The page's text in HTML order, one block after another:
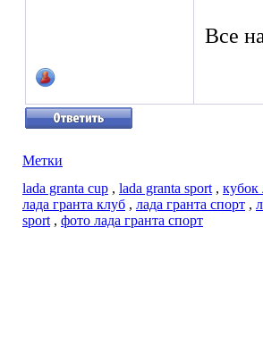
Все
Метки
lada granta cup , lada granta sport , кубок
лада гранта клуб , лада гранта спорт ,
sport , фото лада гранта спорт